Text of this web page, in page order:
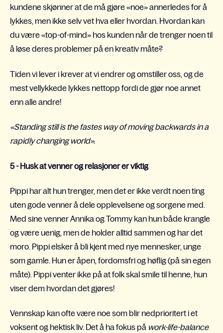
kundene skjønner at de må gjøre «noe» annerledes for å
lykkes, men ikke selv vet hva eller hvordan. Hvordan kan
du være «top-of-mind» hos kunden når de trenger noen til
å løse deres problemer på en kreativ måte?
Tiden vi lever i krever at vi endrer og omstiller oss, og de
mest vellykkede lykkes nettopp fordi de gjør noe annet
enn alle andre!
«Standing still is the fastes way of moving backwards in a
rapidly changing world».
5 - Husk at venner og relasjoner er viktig
Pippi har alt hun trenger, men det er ikke verdt noen ting
uten gode venner å dele opplevelsene og sorgene med.
Med sine venner Annika og Tommy kan hun både krangle
og være uenig, men de holder alltid sammen og har det
moro. Pippi elsker å bli kjent med nye mennesker, unge
som gamle. Hun er åpen, fordomsfri og høflig (på sin egen
måte). Pippi venter ikke på at folk skal smile til henne, hun
viser dem hvordan det gjøres!
Vennskap kan ofte være noe som blir nedprioritert i et
voksent og hektisk liv. Det å ha fokus på work-life-balance